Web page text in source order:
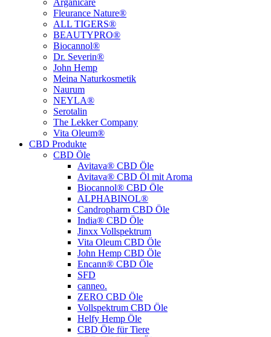
Arganicare
Fleurance Nature®
ALL TIGERS®
BEAUTYPRO®
Biocannol®
Dr. Severin®
John Hemp
Meina Naturkosmetik
Naurum
NEYLA®
Serotalin
The Lekker Company
Vita Oleum®
CBD Produkte
CBD Öle
Avitava® CBD Öle
Avitava® CBD Öl mit Aroma
Biocannol® CBD Öle
ALPHABINOL®
Candropharm CBD Öle
India® CBD Öle
Jinxx Vollspektrum
Vita Oleum CBD Öle
John Hemp CBD Öle
Encann® CBD Öle
SFD
canneo.
ZERO CBD Öle
Vollspektrum CBD Öle
Helfy Hemp Öle
CBD Öle für Tiere